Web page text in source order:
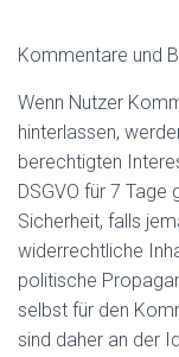
Kommentare und
Wenn Nutzer
hinterlassen,
berechtigten
DSGVO für 7
Sicherheit, falls
widerrechtliche
politische
selbst für den
sind daher an der